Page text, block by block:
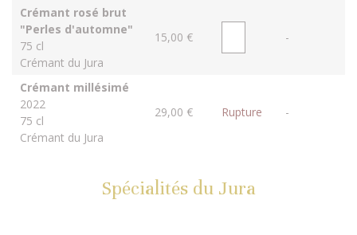
Crémant rosé brut
"Perles d'automne"
75 cl
Crémant du Jura
15,00 € -
Crémant millésimé
2022
75 cl
Crémant du Jura
29,00 € Rupture -
Spécialités du Jura